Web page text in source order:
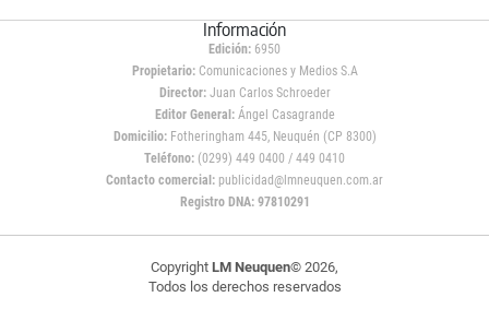
Información
Edición: 6950
Propietario:Comunicaciones y Medios S.A
Director: Juan Carlos Schroeder
Editor General:Ángel Casagrande
Domicilio:Fotheringham 445, Neuquén (CP 8300)
Teléfono: (0299) 449 0400 / 449 0410
Contacto comercial: publicidad@lmneuquen.com.ar
Registro DNA: 97810291
Copyright LM Neuquen© 2026,
Todos los derechos reservados